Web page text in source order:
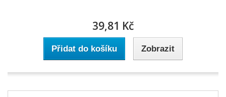
39,81 Kč
Přidat do košíku Zobrazit